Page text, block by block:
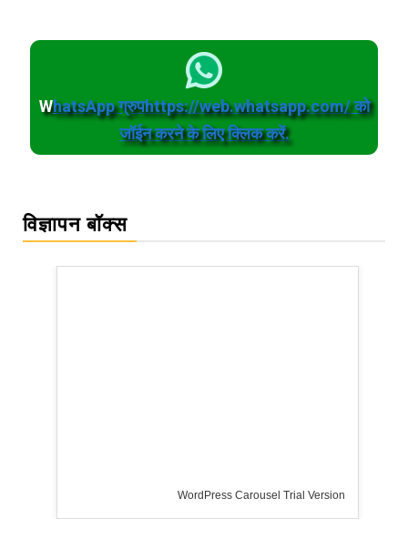
WhatsApp ग्रुपhttps://web.whatsapp.com/ को
जॉईन करने के लिए क्लिक करें.
विज्ञापन बॉक्स
WordPress Carousel Trial Version